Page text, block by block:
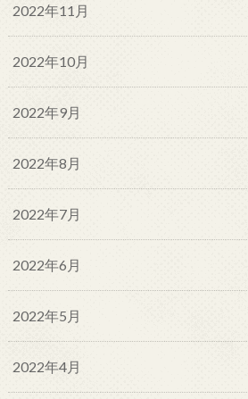
2022年11月
2022年10月
2022年9月
2022年8月
2022年7月
2022年6月
2022年5月
2022年4月